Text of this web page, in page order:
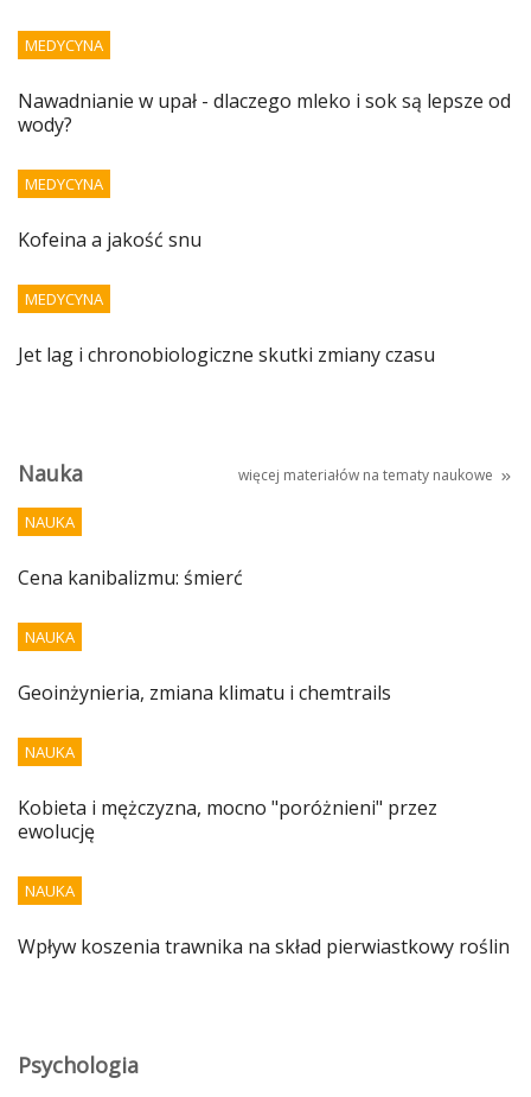
MEDYCYNA
Nawadnianie w upał - dlaczego mleko i sok są lepsze od
wody?
MEDYCYNA
Kofeina a jakość snu
MEDYCYNA
Jet lag i chronobiologiczne skutki zmiany czasu
Nauka więcej materiałów na tematy naukowe
NAUKA
Cena kanibalizmu: śmierć
NAUKA
Geoinżynieria, zmiana klimatu i chemtrails
NAUKA
Kobieta i mężczyzna, mocno "poróżnieni" przez
ewolucję
NAUKA
Wpływ koszenia trawnika na skład pierwiastkowy roślin
Psychologia